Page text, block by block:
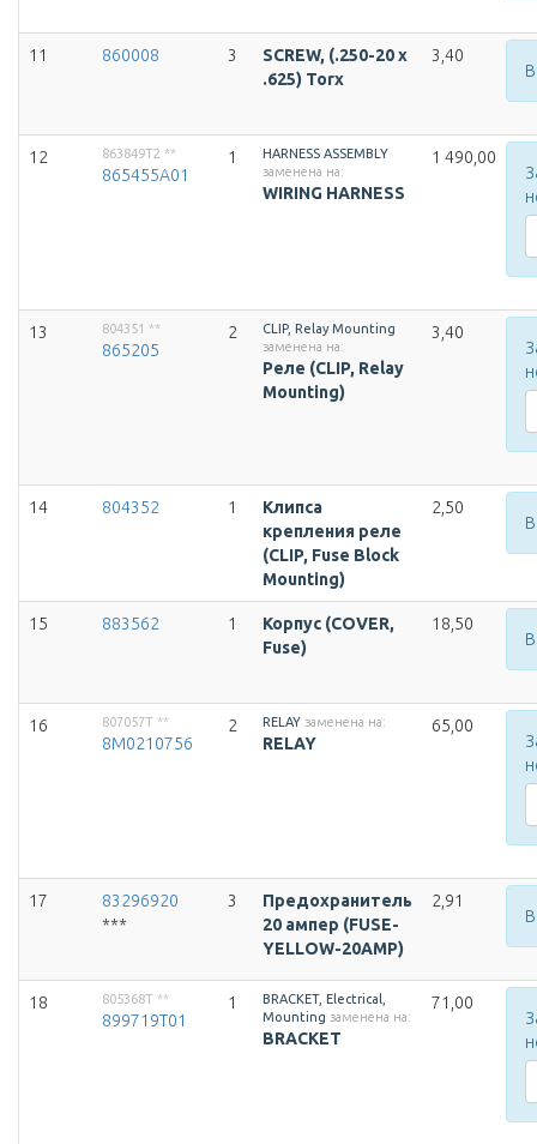
11 860008 3
SCREW, (.250-20 x
.625) Torx
3,40
12 863849T2 **
865455A01
1
HARNESS ASSEMBLY
заменена на:
WIRING HARNESS
1 490,00
13 804351 **
865205
2
CLIP, Relay Mounting
заменена на:
Реле (CLIP, Relay
Mounting)
3,40
14 804352 1
Клипса
крепления реле
(CLIP, Fuse Block
Mounting)
2,50
15 883562 1
Корпус (COVER,
Fuse)
18,50
16 807057T **
8M0210756
2 RELAY заменена на:
RELAY
65,00
17
83296920
***
3
Предохранитель
20 ампер (FUSE-
YELLOW-20AMP)
2,91
18 805368T **
899719T01
1
BRACKET, Electrical,
Mounting заменена на:
BRACKET
71,00